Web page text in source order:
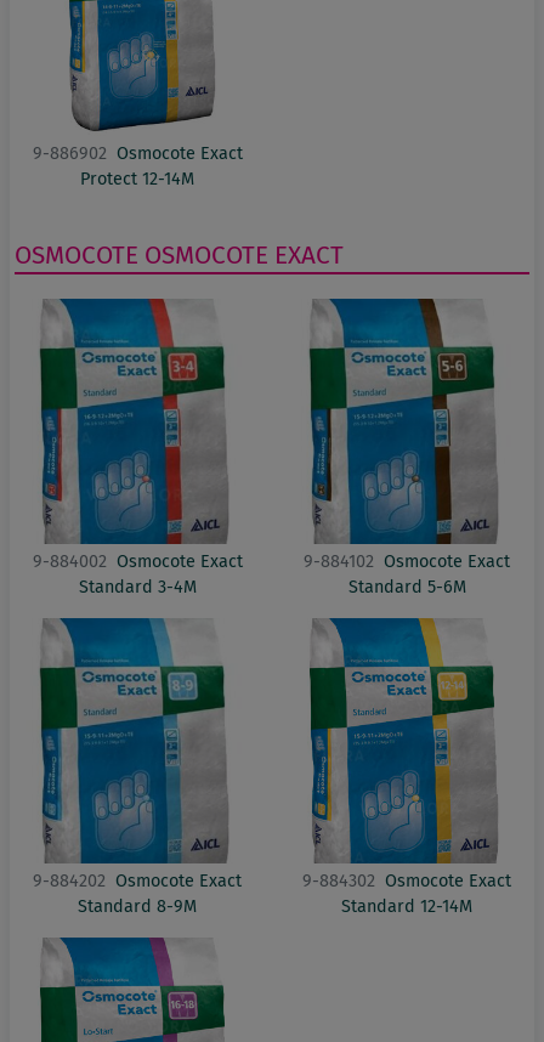
9-886902 Osmocote Exact
Protect 12-14M
OSMOCOTE OSMOCOTE EXACT
9-884002 Osmocote Exact
Standard 3-4M
9-884102 Osmocote Exact
Standard 5-6M
9-884202 Osmocote Exact
Standard 8-9M
9-884302 Osmocote Exact
Standard 12-14M